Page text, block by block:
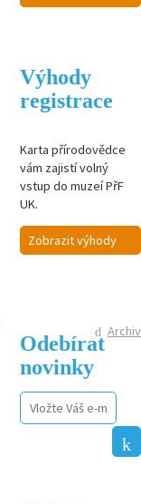
Výhody
registrace
Karta přírodovědce
vám zajistí volný
vstup do muzeí PřF
UK.
Zobrazit výhody
Archiv
Odebírat
novinky